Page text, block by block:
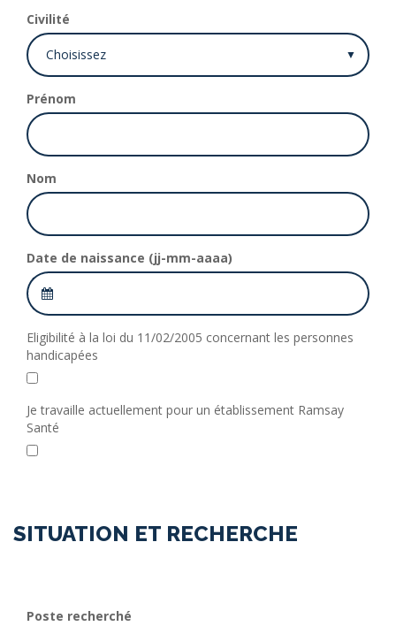
Civilité
Prénom
Nom
Date de naissance (jj-mm-aaaa)
Eligibilité à la loi du 11/02/2005 concernant les personnes
handicapées
Je travaille actuellement pour un établissement Ramsay
Santé
SITUATION ET RECHERCHE
Poste recherché